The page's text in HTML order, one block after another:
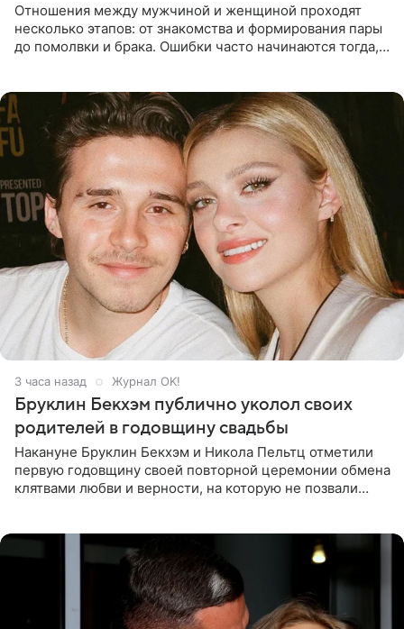
Отношения между мужчиной и женщиной проходят
несколько этапов: от знакомства и формирования пары
до помолвки и брака. Ошибки часто начинаются тогда,
3 часа назад Журнал OK!
Бруклин Бекхэм публично уколол своих
родителей в годовщину свадьбы
Накануне Бруклин Бекхэм и Никола Пельтц отметили
первую годовщину своей повторной церемонии обмена
клятвами любви и верности, на которую не позвали